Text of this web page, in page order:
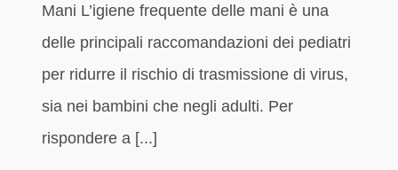
Mani L’igiene frequente delle mani è una
delle principali raccomandazioni dei pediatri
per ridurre il rischio di trasmissione di virus,
sia nei bambini che negli adulti. Per
rispondere a [...]